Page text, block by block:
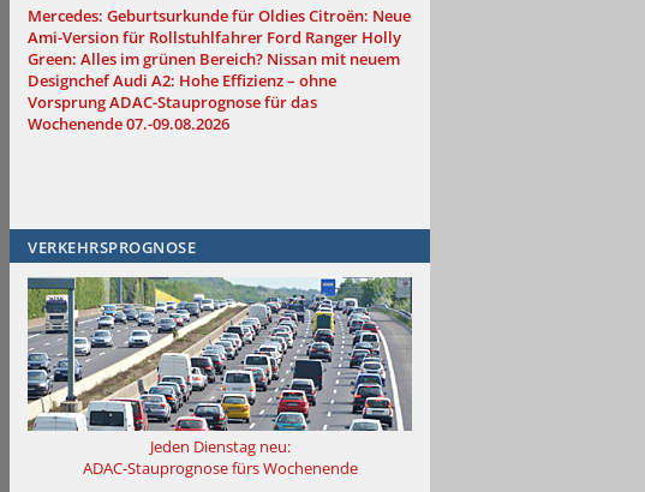
Mercedes: Geburtsurkunde für OldiesCitroën: Neue
Ami-Version für Rollstuhlfahrer Ford Ranger Holly
Green: Alles im grünen Bereich? Nissan mit neuem
DesignchefAudi A2: Hohe Effizienz – ohne
VorsprungADAC-Stauprognose für das
Wochenende 07.-09.08.2026
VERKEHRSPROGNOSE
Jeden Dienstag neu:
ADAC-Stauprognose fürs Wochenende